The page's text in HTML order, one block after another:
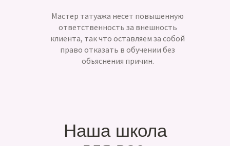
Мастер татуажа несет повышенную
ответственность за внешность
клиента, так что оставляем за собой
право отказать в обучении без
объяснения причин.
Наша школа